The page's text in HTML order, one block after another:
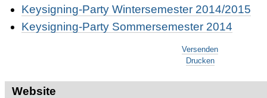
Keysigning-Party Wintersemester 2014/2015
Keysigning-Party Sommersemester 2014
Versenden
Drucken
Website